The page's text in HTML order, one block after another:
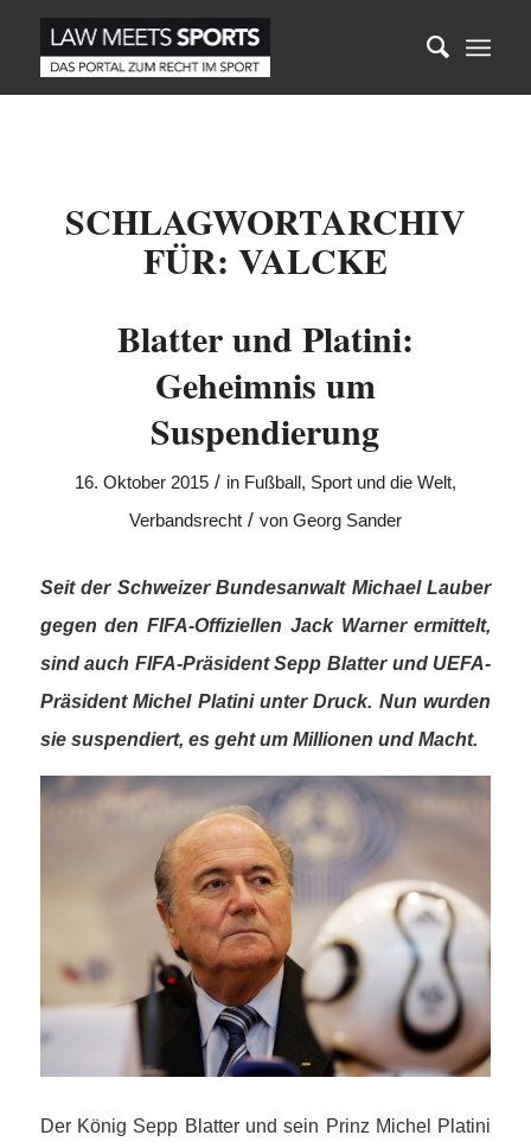
SCHLAGWORTARCHIV
FÜR: VALCKE
Blatter und Platini:
Geheimnis um
Suspendierung
16. Oktober 2015 / in Fußball , Sport und die Welt,
Verbandsrecht / von Georg Sander
Seit der Schweizer Bundesanwalt Michael Lauber
gegen den FIFA-Offiziellen Jack Warner ermittelt,
sind auch FIFA-Präsident Sepp Blatter und UEFA-
Präsident Michel Platini unter Druck. Nun wurden
sie suspendiert, es geht um Millionen und Macht.
Der König Sepp Blatter und sein Prinz Michel Platini